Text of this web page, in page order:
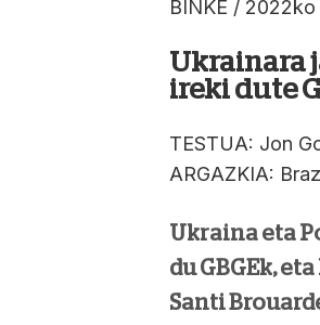
BINKE / 2022ko
Ukrainara
ireki dute
TESTUA: Jon
ARGAZKIA:
Ukraina eta
du GBGEk,
Santi